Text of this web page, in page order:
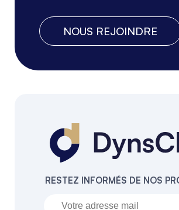
NOUS REJOINDRE
RESTEZ INFORMÉS DE NOS